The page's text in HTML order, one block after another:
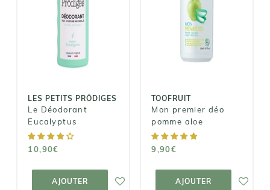
LES PETITS PRÖDIGES
Le Déodorant
Eucalyptus
10,90€
AJOUTER
LES PETITS
PRÖDIGES
Le Déodorant
Eucalyptus
10,90€
AJOUTER AU
PANIER
TOOFRUIT
Mon premier déo
pomme aloe
9,90€
AJOUTER
TOOFRUIT
Mon premier
déo pomme
aloe
AJOUTER AU
PANIER